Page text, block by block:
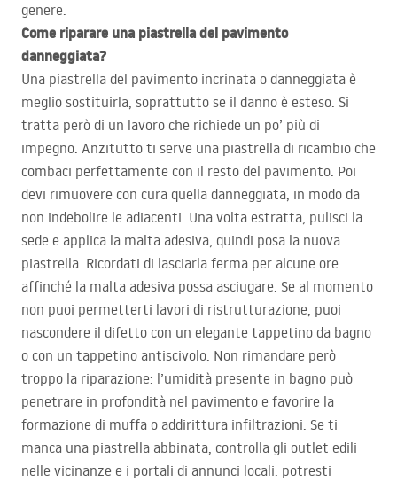
genere.
Come riparare una piastrella del pavimento
danneggiata?
Una piastrella del pavimento incrinata o danneggiata è
meglio sostituirla, soprattutto se il danno è esteso. Si
tratta però di un lavoro che richiede un po’ più di
impegno. Anzitutto ti serve una piastrella di ricambio che
combaci perfettamente con il resto del pavimento. Poi
devi rimuovere con cura quella danneggiata, in modo da
non indebolire le adiacenti. Una volta estratta, pulisci la
sede e applica la malta adesiva, quindi posa la nuova
piastrella. Ricordati di lasciarla ferma per alcune ore
affinché la malta adesiva possa asciugare. Se al momento
non puoi permetterti lavori di ristrutturazione, puoi
nascondere il difetto con un elegante tappetino da bagno
o con un tappetino antiscivolo. Non rimandare però
troppo la riparazione: l’umidità presente in bagno può
penetrare in profondità nel pavimento e favorire la
formazione di muffa o addirittura infiltrazioni. Se ti
manca una piastrella abbinata, controlla gli outlet edili
nelle vicinanze e i portali di annunci locali: potresti